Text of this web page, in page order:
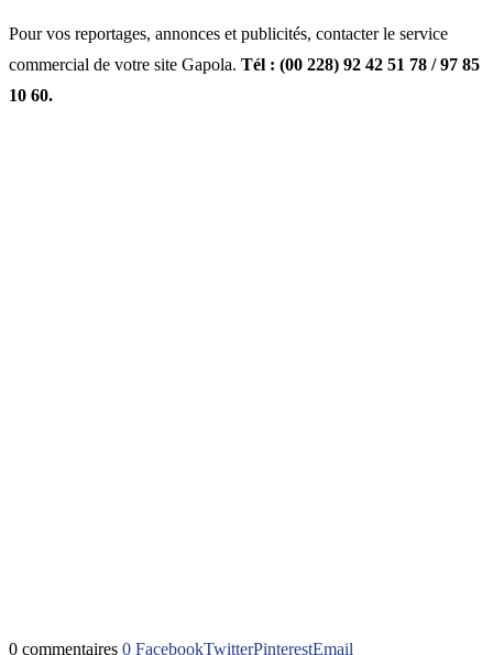
Pour vos reportages, annonces et publicités, contacter le service
commercial de votre site Gapola. Tél : (00 228) 92 42 51 78 / 97 85
10 60.
0 commentaires 0 FacebookTwitterPinterestEmail